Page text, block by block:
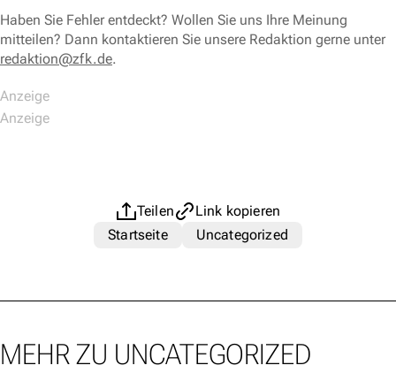
Haben Sie Fehler entdeckt? Wollen Sie uns Ihre Meinung
mitteilen? Dann kontaktieren Sie unsere Redaktion gerne unter
redaktion@zfk.de.
Teilen
Link kopieren
Startseite
Uncategorized
MEHR ZU UNCATEGORIZED